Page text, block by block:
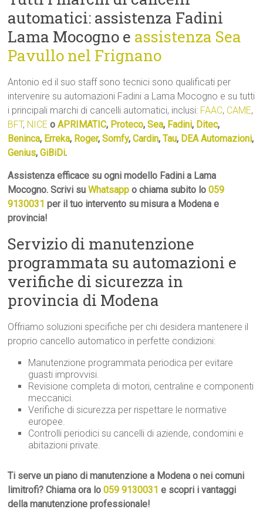
automatici: assistenza Fadini
Lama Mocogno e assistenza Sea
Pavullo nel Frignano
Antonio ed il suo staff sono tecnici sono qualificati per
intervenire su automazioni Fadini a Lama Mocogno e su tutti
i principali marchi di cancelli automatici, inclusi: FAAC, CAME,
BFT, NICE oAPRIMATIC, Proteco,Sea, Fadini, Ditec,
Beninca, Erreka, Roger,Somfy,Cardin,Tau, DEA Automazioni,
Genius,GiBiDi.
Assistenza efficace su ogni modello Fadini a Lama
Mocogno. Scrivi suWhatsapp o chiama subito lo059
9130031 per il tuo intervento su misura a Modena e
provincia!
Servizio di manutenzione
programmata su automazioni e
verifiche di sicurezza in
provincia di Modena
Offriamo soluzioni specifiche per chi desidera mantenere il
proprio cancello automatico in perfette condizioni:
Manutenzione programmata periodica per evitare
guasti improvvisi.
Revisione completa di motori, centraline e componenti
meccanici.
Verifiche di sicurezza per rispettare le normative
europee.
Controlli periodici su cancelli di aziende, condomini e
abitazioni private.
Ti serve un piano di manutenzione a Modena o nei comuni
limitrofi? Chiama ora lo059 9130031 e scopri i vantaggi
della manutenzione professionale!